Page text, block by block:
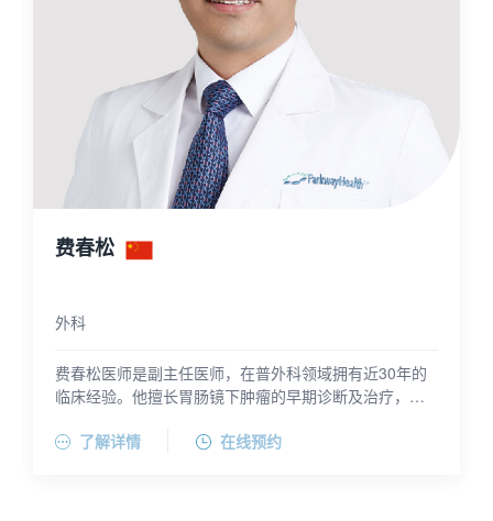
费春松
外科
费春松医师是副主任医师，在普外科领域拥有近30年的
临床经验。他擅长胃肠镜下肿瘤的早期诊断及治疗，在
量经验，熟练掌握痔疮的PPH及TST手术，以及肛旁脓
科，并在苏州大学医学院获得研究生学位。他曾在上海
了解详情 在线预约